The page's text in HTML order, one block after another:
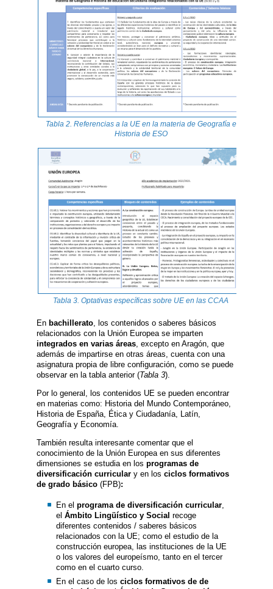
Tabla 2. Referencias a la UE en la materia de Geografía e
Historia de ESO
Tabla 3. Optativas específicas sobre UE en las CCAA
En bachillerato , los contenidos o saberes básicos
relacionados con la Unión Europea se imparten
integrados en varias áreas , excepto en Aragón, que
además de impartirse en otras áreas, cuenta con una
asignatura propia de libre configuración, como se puede
observar en la tabla anterior (Tabla 3).
Por lo general, los contenidos UE se pueden encontrar
en materias como: Historia del Mundo Contemporáneo,
Historia de España, Ética y Ciudadanía, Latín,
Geografía y Economía.
También resulta interesante comentar que el
conocimiento de la Unión Europea en sus diferentes
dimensiones se estudia en los programas de
diversificación curricular y en los ciclos formativos
de grado básico (FPB):
En el programa de diversificación curricular,
el Ámbito Lingüístico y Social recoge
diferentes contenidos / saberes básicos
relacionados con la UE; como el estudio de la
construcción europea, las instituciones de la UE
o los valores del europeísmo, tanto en el tercer
como en el cuarto curso.
En el caso de los ciclos formativos de de